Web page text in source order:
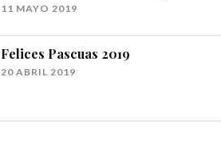
11 MAYO 2019
Felices Pascuas 2019
20 ABRIL 2019